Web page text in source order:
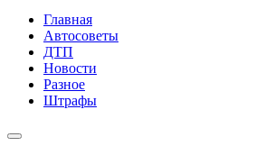
Главная
Автосоветы
ДТП
Новости
Разное
Штрафы